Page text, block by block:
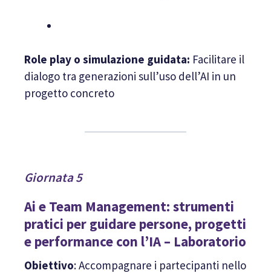
Role play o simulazione guidata: Facilitare il
dialogo tra generazioni sull’uso dell’AI in un
progetto concreto
Giornata 5
Ai e Team Management: strumenti
pratici per guidare persone, progetti
e performance con l’IA – Laboratorio
Obiettivo: Accompagnare i partecipanti nello